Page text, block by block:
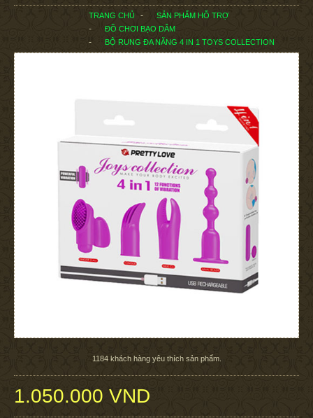
TRANG CHỦ
SẢN PHẨM HỖ TRỢ
ĐỒ CHƠI BẠO DÂM
BỘ RUNG ĐA NĂNG 4 IN 1 TOYS COLLECTION
1184 khách hàng yêu thích sản phẩm.
1.050.000 VND